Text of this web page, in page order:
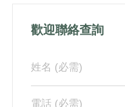
歡迎聯絡查詢